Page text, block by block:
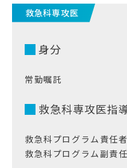
救急科専攻医
身分
常勤嘱託
救急科専攻医指
救急科プログラム責
救急科プログラム副